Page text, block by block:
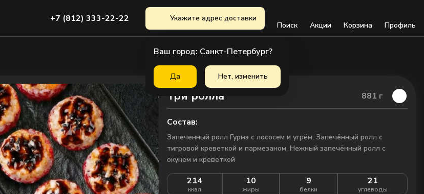
+7 (812) 333-22-22 Укажите адрес доставки
Ваш город: Санкт-Петербург?
Да Нет, изменить
Поиск Акции Корзина Профиль
Три ролла 881 г
Состав:
Запеченный ролл Гурмэ с лососем и угрём, Запечённый ролл с
тигровой креветкой и пармезаном, Нежный запечённый ролл с
окунем и креветкой
214
ккал
10
жиры
9
белки
21
углеводы